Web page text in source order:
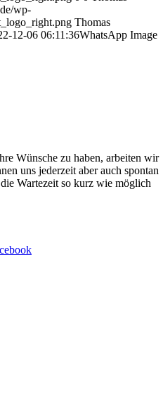
wp-
Thomas
12-06 06:11:36WhatsApp Image
Wünsche zu haben, arbeiten wir
uns jederzeit aber auch spontan
Wartezeit so kurz wie möglich